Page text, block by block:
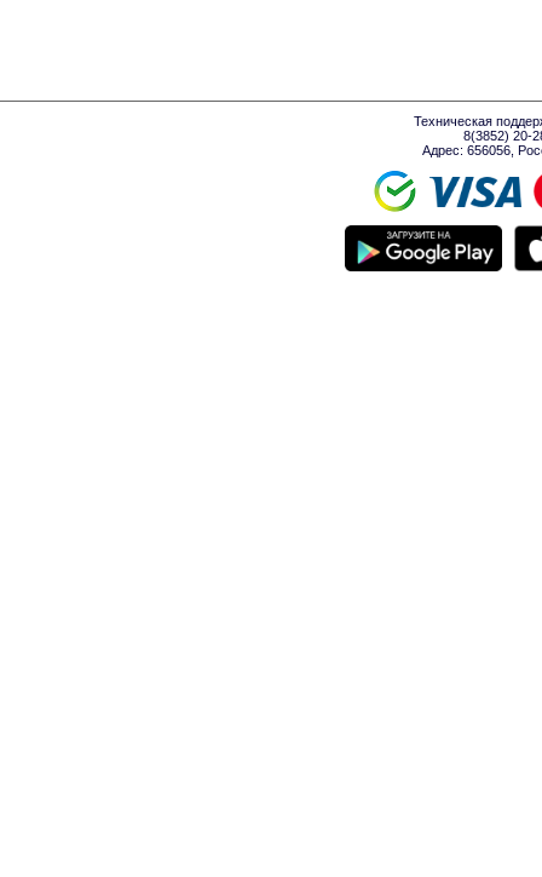
Техническая
8(3852) 20-
Адрес: 656056,